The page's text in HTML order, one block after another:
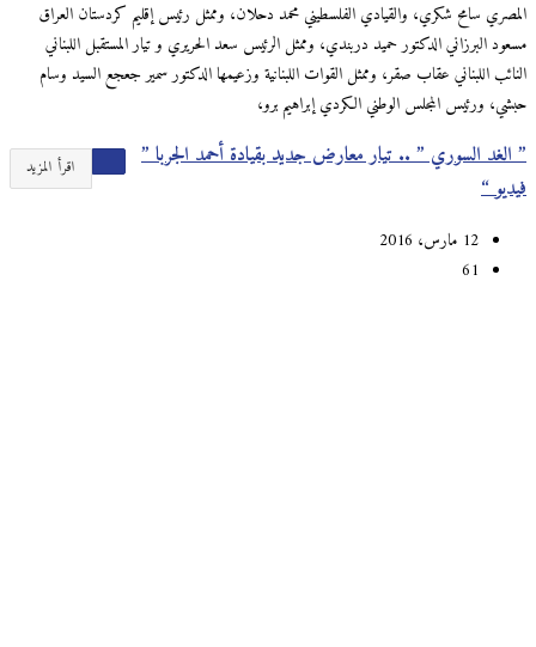
المصري سامح شكري، والقيادي الفلسطيني محمد دحلان، وممثل رئيس إقليم كردستان العراق
مسعود البرزاني الدكتور حميد دربندي، وممثل الرئيس سعد الحريري و تيار المستقبل اللبناني
النائب اللبناني عقاب صقر، وممثل القوات اللبنانية وزعيمها الدكتور سمير جعجع السيد وسام
حبشي، ورئيس المجلس الوطني الكردي إبراهيم برو،
اقرأ المزيد
” الغد السوري ” .. تيار معارض جديد بقيادة أحمد الجربا ”
فيديو “
12 مارس، 2016
61